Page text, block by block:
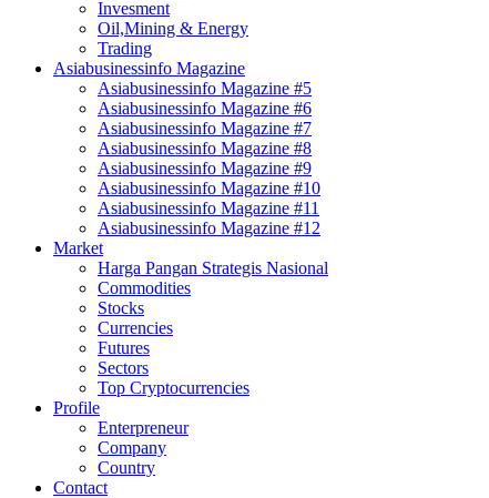
Invesment
Oil,Mining & Energy
Trading
Asiabusinessinfo Magazine
Asiabusinessinfo Magazine #5
Asiabusinessinfo Magazine #6
Asiabusinessinfo Magazine #7
Asiabusinessinfo Magazine #8
Asiabusinessinfo Magazine #9
Asiabusinessinfo Magazine #10
Asiabusinessinfo Magazine #11
Asiabusinessinfo Magazine #12
Market
Harga Pangan Strategis Nasional
Commodities
Stocks
Currencies
Futures
Sectors
Top Cryptocurrencies
Profile
Enterpreneur
Company
Country
Contact